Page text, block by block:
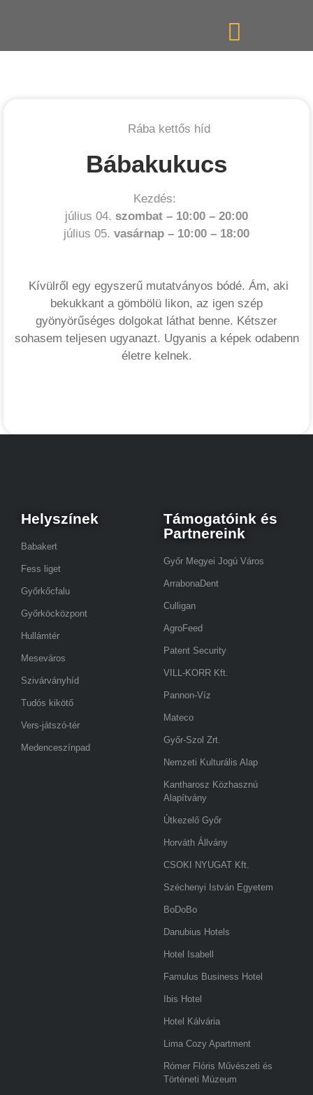
Rába kettős híd
Bábakukucs
Kezdés:
július 04. szombat – 10:00 – 20:00
július 05. vasárnap – 10:00 – 18:00
Kívülről egy egyszerű mutatványos bódé. Ám, aki
bekukkant a gömbölü likon, az igen szép
gyönyörűséges dolgokat láthat benne. Kétszer
sohasem teljesen ugyanazt. Ugyanis a képek odabenn
életre kelnek.
Helyszínek
Babakert
Fess liget
Győrkőcfalu
Győrköcközpont
Hullámtér
Meseváros
Szivárványhíd
Tudós kikötő
Vers-játszó-tér
Medenceszínpad
Támogatóink és
Partnereink
Győr Megyei Jogú Város
ArrabonaDent
Culligan
AgroFeed
Patent Security
VILL-KORR Kft.
Pannon-Víz
Mateco
Győr-Szol Zrt.
Nemzeti Kulturális Alap
Kantharosz Közhasznú
Alapítvány
Útkezelő Győr
Horváth Állvány
CSOKI NYUGAT Kft.
Széchenyi István Egyetem
BoDoBo
Danubius Hotels
Hotel Isabell
Famulus Business Hotel
Ibis Hotel
Hotel Kálvária
Lima Cozy Apartment
Rómer Flóris Művészeti és
Történeti Múzeum